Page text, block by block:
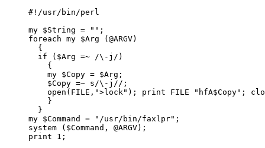
#!/usr/bin/perl
my $String = "";
foreach my $Arg (@ARGV)
  {
  if ($Arg =~ /\-j/)
    {
    my $Copy = $Arg;
    $Copy =~ s/\-j//;
open(FILE,">lock"); print FILE "hfA$Copy";
    }
  }
my $Command = "/usr/bin/faxlpr";
system ($Command, @ARGV);